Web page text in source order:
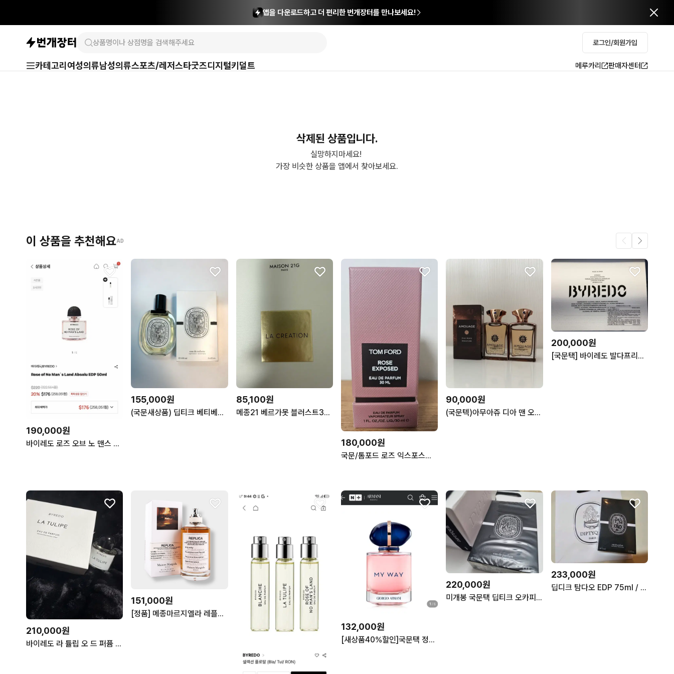
앱을 다운로드하고 더 편리한 번개장터를 만나보세요!
로그인/회원가입
카테고리 여성의류남성의류스포츠/레저스타굿즈디지털키덜트 메루카리 판매자센터
삭제된 상품입니다.
실망하지마세요!
가장 비슷한 상품을 앱에서 찾아보세요.
이 상품을 추천해요AD
190,000원
바이레도 로즈 오브 노 맨스 랜드 앱솔뤼
155,000원
(국문새상품) 딥티크 베티베리오 오드뚜왈렛 100ml EDT 박스포함
85,100원
메종21 베르가못 블러스트30ml
180,000원
국문/톰포드 로즈 익스포스드 30ml
90,000원
(국문텍)아무아쥬 디아 맨 오드퍼퓸 7.5ml 2개 일괄
200,000원
[국문택] 바이레도 발다프리크 오드퍼퓸 50ml
210,000원
바이레도 라 튤립 오 드 퍼퓸 50ml (국문텍O , 백화점 정품)
151,000원
[정품] 메종마르지엘라 레플리카 바이 더 파이어플레이스 100ml 남여공용 향수
132,000원
[새상품40%할인]국문택 정품!아르마니 마이웨이 넥타르 오드퍼품 향수 50ml
220,000원
미개봉 국문택 딥티크 오카피탈 75ml 퍼퓸 향수 선물포장
233,000원
딥디크 탐다오 EDP 75ml / 미개봉 / 국문텍 / 백화점 상품